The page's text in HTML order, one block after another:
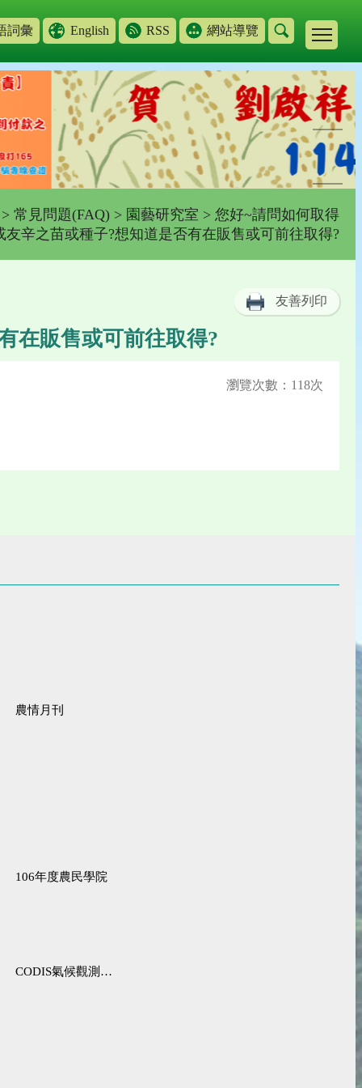
詞彙 English RSS 網站導覽
常見問題(FAQ) > 園藝研究室 > 您好~請問如何取得
友辛之苗或種子?想知道是否有在販售或可前往取得?
友善列印
在販售或可前往取得?
瀏覽次數：118次
農情月刊
106年度農民學院
CODIS氣候觀測資料查詢服務